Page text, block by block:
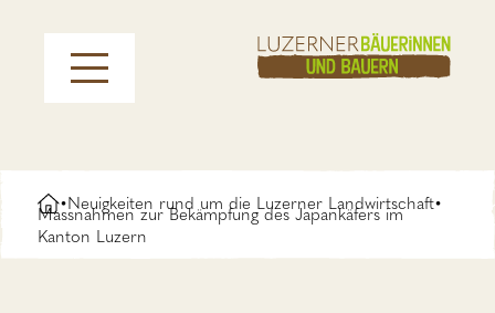
•Neuigkeiten rund um die Luzerner Landwirtschaft•
Massnahmen zur Bekämpfung des Japankäfers im
Kanton Luzern